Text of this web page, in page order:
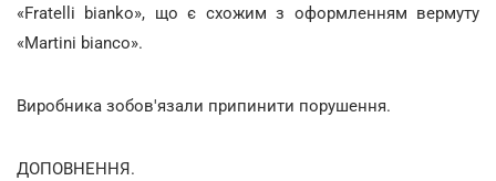
«Fratelli bianko», що є схожим з оформленням вермуту
«Martini bianco».
Виробника зобов'язали припинити порушення.
ДОПОВНЕННЯ.